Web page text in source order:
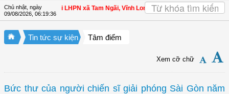
Chủ nhật, ngày
09/08/2026, 06:19:37
hội viên | Hội LHPN xã Tam Ngãi, Vĩnh Long sơ kết công tác Hội và phong
Tin tức sự kiện Tâm điểm
Xem cỡ chữ
Bức thư của người chiến sĩ giải phóng Sài Gòn năm